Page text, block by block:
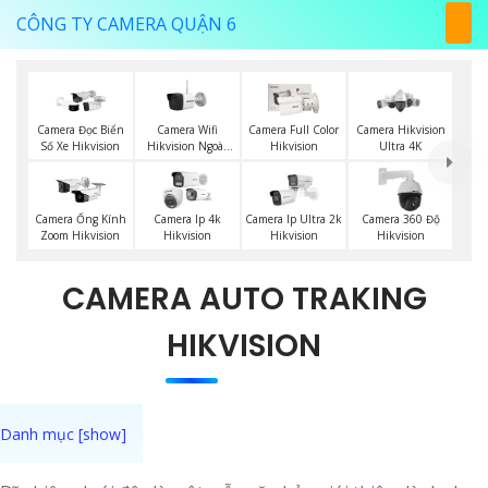
CÔNG TY CAMERA QUẬN 6
Camera Đọc Biển
Số Xe Hikvision
Camera Wifi
Hikvision Ngoài
Camera Full Color
Hikvision
Camera Hikvision
Ultra 4K
Camera Ống Kính
Zoom Hikvision
Camera Ip 4k
Hikvision
Camera Ip Ultra 2k
Hikvision
Camera 360 Độ
Hikvision
CAMERA AUTO TRAKING
HIKVISION